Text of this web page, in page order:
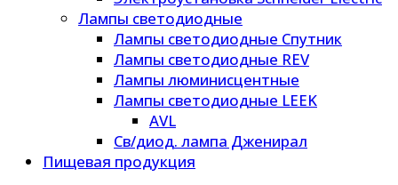
Лампы светодиодные
Лампы светодиодные Спутник
Лампы светодиодные REV
Лампы люминисцентные
Лампы светодиодные LEEK
AVL
Св/диод. лампа Дженирал
Пищевая продукция